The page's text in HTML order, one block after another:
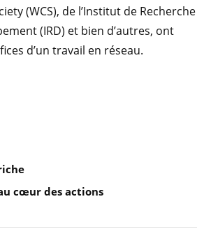
cœur des actions
(WCS), de l’Institut de Recherche
(IRD) et bien d’autres, ont
d’un travail en réseau.